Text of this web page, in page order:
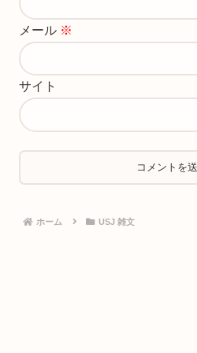
メール ※
サイト
ホーム USJ 雑文